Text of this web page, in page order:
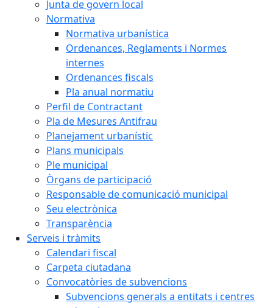
Junta de govern local
Normativa
Normativa urbanística
Ordenances, Reglaments i Normes
internes
Ordenances fiscals
Pla anual normatiu
Perfil de Contractant
Pla de Mesures Antifrau
Planejament urbanístic
Plans municipals
Ple municipal
Òrgans de participació
Responsable de comunicació municipal
Seu electrònica
Transparència
Serveis i tràmits
Calendari fiscal
Carpeta ciutadana
Convocatòries de subvencions
Subvencions generals a entitats i centres